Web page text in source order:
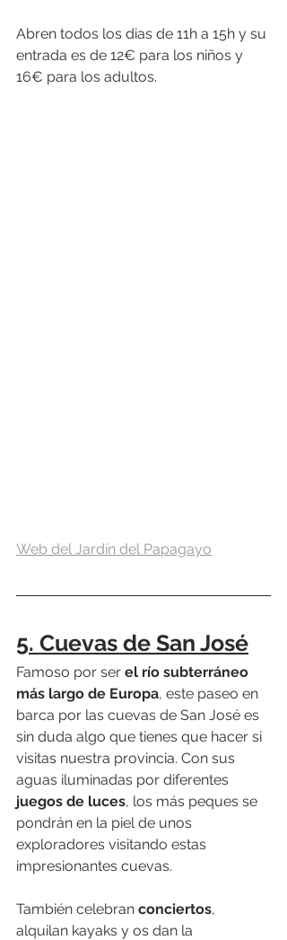
Abren todos los dias de 11h a 15h y su
entrada es de 12€ para los niños y
16€ para los adultos.
Web del Jardín del Papagayo
5. Cuevas de San José
Famoso por ser el río subterráneo
más largo de Europa, este paseo en
barca por las cuevas de San José es
sin duda algo que tienes que hacer si
visitas nuestra provincia. Con sus
aguas iluminadas por diferentes
juegos de luces, los más peques se
pondrán en la piel de unos
exploradores visitando estas
impresionantes cuevas.
También celebran conciertos,
alquilan kayaks y os dan la